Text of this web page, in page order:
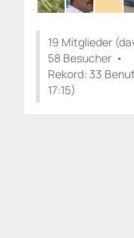
19 Mitglieder
58 Besucher
Rekord: 33
17:15)